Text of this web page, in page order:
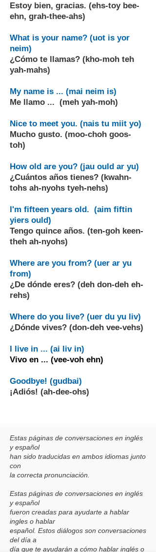
Estoy bien, gracias. (ehs-toy bee-
ehn, grah-thee-ahs)
What is your name? (uot is yor
neim)
¿Cómo te llamas? (kho-moh teh
yah-mahs)
My name is ... (mai neim is)
Me llamo ... (meh yah-moh)
Nice to meet you. (nais tu miit yo)
Mucho gusto. (moo-choh goos-
toh)
How old are you? (jau ould ar yu)
¿Cuántos años tienes? (kwahn-
tohs ah-nyohs tyeh-nehs)
I'm fifteen years old. (aim fiftin
yiers ould)
Tengo quince años. (ten-goh keen-
theh ah-nyohs)
Where are you from? (uer ar yu
from)
¿De dónde eres? (deh don-deh eh-
rehs)
Where do you live? (uer du yu liv)
¿Dónde vives? (don-deh vee-vehs)
I live in ... (ai liv in)
Vivo en ... (vee-voh ehn)
Goodbye! (gudbai)
¡Adiós! (ah-dee-ohs)
Estas páginas de conversaciones en inglés
y español
han sido traducidas en ambos idiomas junto
con
la correcta pronunciación.
Estas páginas de conversaciones en inglés
y español
fueron creadas para ayudarte a hablar
ingles o hablar
español. Estos diálogos son conversaciones
del día a
día que te ayudarán a cómo hablar inglés o